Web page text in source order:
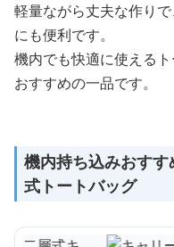
軽量ながら丈夫な作り
にも便利です。
機内でも快適に使える
おすすめの一品です。
機内持ち込みおす
式トートバッグ